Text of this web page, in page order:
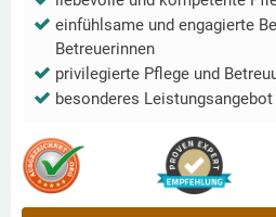
einfühlsame und engagierte
Betreuerinnen
privilegierte Pflege und
besonderes Leistungsangebot